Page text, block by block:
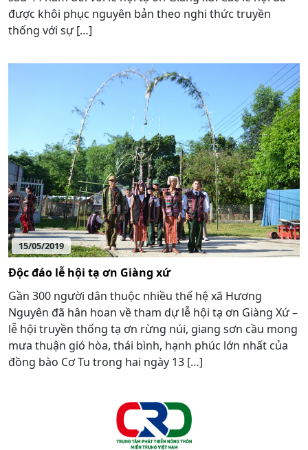
được khôi phục nguyên bản theo nghi thức truyền
thống với sự […]
15/05/2019
Độc đáo lễ hội tạ ơn Giàng xứ
Gần 300 người dân thuộc nhiều thế hệ xã Hương
Nguyên đã hân hoan về tham dự lễ hội tạ ơn Giàng Xứ –
lễ hội truyền thống tạ ơn rừng núi, giang sơn cầu mong
mưa thuận gió hòa, thái bình, hạnh phúc lớn nhất của
đồng bào Cơ Tu trong hai ngày 13 […]